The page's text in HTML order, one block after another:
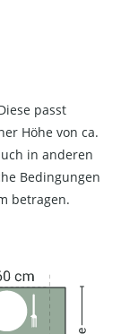
passt
Höhe von ca.
in anderen
Bedingungen
betragen.